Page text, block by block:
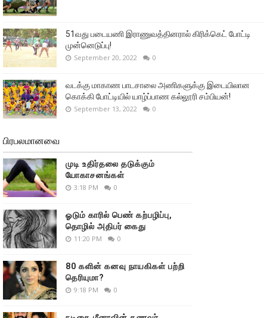
51வது படையணி இராணுவத்தினரால் கிரிக்கெட் போட்டி
முன்னெடுப்பு!
September 20, 2022 0
வடக்கு மாகாண பாடசாலை அணிகளுக்கு இடையிலான
கொக்கி போட்டியில் யாழ்ப்பாண கல்லூரி சம்பியன்!
September 13, 2022 0
பிரபலமானவை
முடி உதிர்தலை தடுக்கும்
யோகாசனங்கள்
3:18 PM 0
ஓடும் காரில் பெண் கற்பழிப்பு,
தொழில் அதிபர் கைது
11:20 PM 0
80 களின் கனவு நாயகிகள் பற்றி
தெரியுமா?
9:18 PM 0